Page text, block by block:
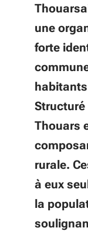
une
forte
habitants
Thouars
rurale.
à eux
la